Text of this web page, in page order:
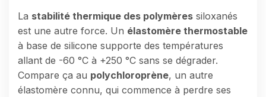
La stabilité thermique des polymères siloxanés
est une autre force. Un élastomère thermostable
à base de silicone supporte des températures
allant de -60 °C à +250 °C sans se dégrader.
Compare ça au polychloroprène, un autre
élastomère connu, qui commence à perdre ses